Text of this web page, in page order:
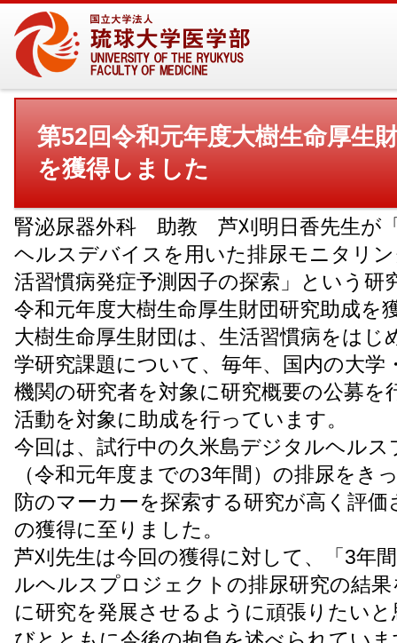
第52回令和元年度大樹生命厚生
を獲得しました
腎泌尿器外科 助教 芦刈明日香先生が
ヘルスデバイスを用いた排尿モニタリ
活習慣病発症予測因子の探索」という研
令和元年度大樹生命厚生財団研究助成を
大樹生命厚生財団は、生活習慣病をはじ
学研究課題について、毎年、国内の大学
機関の研究者を対象に研究概要の公募を
活動を対象に助成を行っています。
今回は、試行中の久米島デジタルヘル
（令和元年度までの3年間）の排尿をき
防のマーカーを探索する研究が高く評価
の獲得に至りました。
芦刈先生は今回の獲得に対して、「3年
ルヘルスプロジェクトの排尿研究の結
に研究を発展させるように頑張りたい